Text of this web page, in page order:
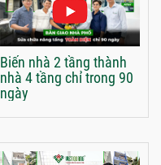
Biến nhà 2 tầng thành
nhà 4 tầng chỉ trong 90
ngày